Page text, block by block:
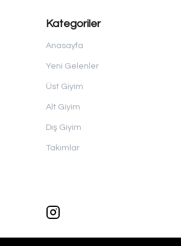
Kategoriler
Anasayfa
Yeni Gelenler
Üst Giyim
Alt Giyim
Dış Giyim
Takımlar